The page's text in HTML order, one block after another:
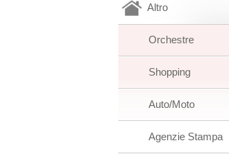
Altro
Orchestre
Shopping
Auto/Moto
Agenzie Stampa